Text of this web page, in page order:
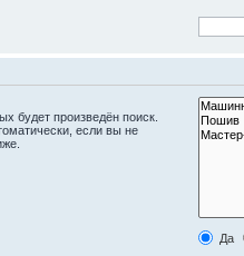
будет произведён поиск.
если вы не
Да